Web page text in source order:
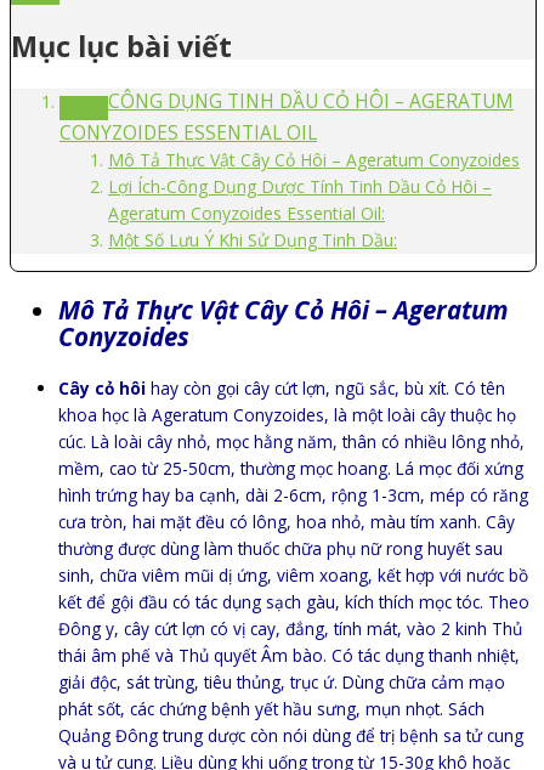
Mục lục bài viết
CÔNG DỤNG TINH DẦU CỎ HÔI – AGERATUM
CONYZOIDES ESSENTIAL OIL
Mô Tả Thực Vật Cây Cỏ Hôi – Ageratum Conyzoides
Lợi Ích-Công Dụng Dược Tính Tinh Dầu Cỏ Hôi –
Ageratum Conyzoides Essential Oil:
Một Số Lưu Ý Khi Sử Dụng Tinh Dầu:
Mô Tả Thực Vật Cây Cỏ Hôi – Ageratum
Conyzoides
Cây cỏ hôi hay còn gọi cây cứt lợn, ngũ sắc, bù xít. Có tên
khoa học là Ageratum Conyzoides, là một loài cây thuộc họ
cúc. Là loài cây nhỏ, mọc hằng năm, thân có nhiều lông nhỏ,
mềm, cao từ 25-50cm, thường mọc hoang. Lá mọc đối xứng
hình trứng hay ba cạnh, dài 2-6cm, rộng 1-3cm, mép có răng
cưa tròn, hai mặt đều có lông, hoa nhỏ, màu tím xanh. Cây
thường được dùng làm thuốc chữa phụ nữ rong huyết sau
sinh, chữa viêm mũi dị ứng, viêm xoang, kết hợp với nước bồ
kết để gội đầu có tác dụng sạch gàu, kích thích mọc tóc. Theo
Đông y, cây cứt lợn có vị cay, đắng, tính mát, vào 2 kinh Thủ
thái âm phế và Thủ quyết Âm bào. Có tác dụng thanh nhiệt,
giải độc, sát trùng, tiêu thủng, trục ứ. Dùng chữa cảm mạo
phát sốt, các chứng bệnh yết hầu sưng, mụn nhọt. Sách
Quảng Đông trung dược còn nói dùng để trị bệnh sa tử cung
và u tử cung. Liều dùng khi uống trong từ 15-30g khô hoặc